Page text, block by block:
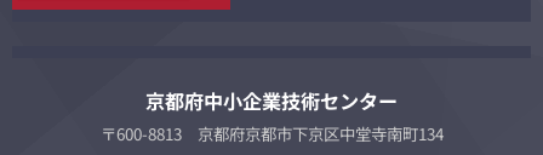
京都府中小企業技術センター
〒600-8813 京都府京都市下京区中堂寺南町134